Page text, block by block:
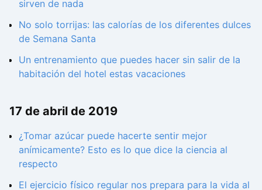
sirven de nada
No solo torrijas: las calorías de los diferentes dulces
de Semana Santa
Un entrenamiento que puedes hacer sin salir de la
habitación del hotel estas vacaciones
17 de abril de 2019
¿Tomar azúcar puede hacerte sentir mejor
anímicamente? Esto es lo que dice la ciencia al
respecto
El ejercicio físico regular nos prepara para la vida al